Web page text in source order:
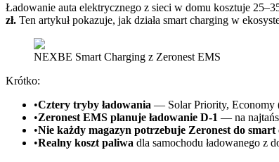
Ładowanie auta elektrycznego z sieci w domu kosztuje
zł. Ten artykuł pokazuje, jak działa smart charging w
NEXBE Smart Charging z Zeronest EMS
Krótko:
•Cztery tryby ładowania — Solar Priority, Economy
•Zeronest EMS planuje ładowanie D-1 — na
•Nie każdy magazyn potrzebuje Zeronest do smart
•Realny koszt paliwa dla samochodu ładowanego z